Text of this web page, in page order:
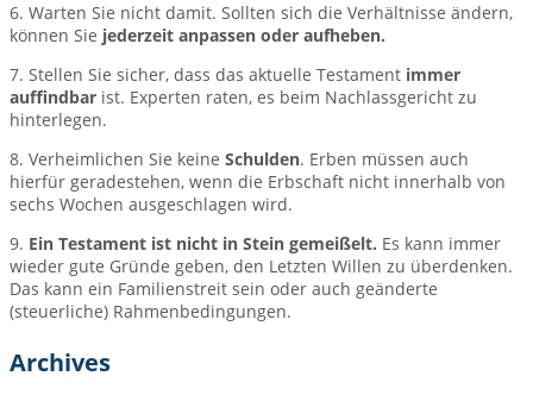
6. Warten Sie nicht damit. Sollten sich die Verhältnisse ändern,
können Sie jederzeit anpassen oder aufheben.
7. Stellen Sie sicher, dass das aktuelle Testament immer
auffindbar ist. Experten raten, es beim Nachlassgericht zu
hinterlegen.
8. Verheimlichen Sie keine Schulden. Erben müssen auch
hierfür geradestehen, wenn die Erbschaft nicht innerhalb von
sechs Wochen ausgeschlagen wird.
9. Ein Testament ist nicht in Stein gemeißelt. Es kann immer
wieder gute Gründe geben, den Letzten Willen zu überdenken.
Das kann ein Familienstreit sein oder auch geänderte
(steuerliche) Rahmenbedingungen.
Archives